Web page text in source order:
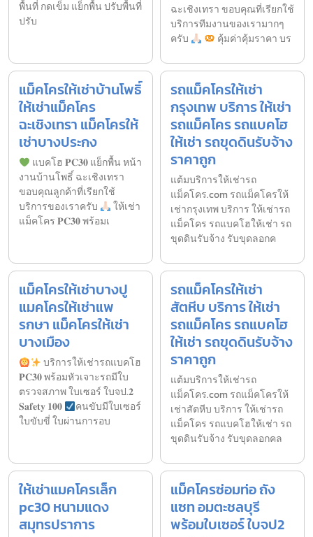
พื้นที่ กดเข็ม แย็กพื้น ปรับพื้นที่
ปรับ
ฉะเชิงเทรา ขอบคุณที่เรียกใช้
บริการทีมงานของเรามากๆ
ครับ
คุ้มค่าคุ้มราคา บร
แม็คโครให้เช่าบ้านโพธิ์
ให้เช่าแม็คโคร
ฉะเชิงเทรา แม็คโครให้
เช่าบางประกง
แบคโฮ 𝐏𝐂𝟑𝟎 แย็กพื้น หน้า
งานบ้านโพธิ์ ฉะเชิงเทรา
ขอบคุณลูกค้าที่เรียกใช้
บริการของเราครับ
ให้เช่า
แม็คโคร 𝐏𝐂𝟑𝟎 พร้อมเ
รถแม็คโครให้เช่า
กรุงเทพ บริการ ให้เช่า
รถแม็คโคร รถแบคโฮ
ให้เช่า รถขุดดินรับจ้าง
ราคาถูก
แต้มบริการให้เช่ารถ
แม็คโคร.com รถแม็คโครให้
เช่ากรุงเทพ บริการ ให้เช่ารถ
แม็คโคร รถแบคโฮให้เช่า รถ
ขุดดินรับจ้าง รับขุดลอกค
แม็คโครให้เช่าบางปู
แมคโครให้เช่าแพ
รกษา แม็คโครให้เช่า
บางเมือง
บริการให้เช่ารถแบคโฮ
𝐏𝐂𝟑𝟎 พร้อมหัวเจาะรถมีใบ
ตรวจสภาพ ใบเซอร์ ใบจป.𝟐
𝐒𝐚𝐟𝐞𝐭𝐲 𝟏𝟎𝟎
คนขับมีใบเซอร์
ใบขับขี่ ใบผ่านการอบ
รถแม็คโครให้เช่า
สัตหีบ บริการ ให้เช่า
รถแม็คโคร รถแบคโฮ
ให้เช่า รถขุดดินรับจ้าง
ราคาถูก
แต้มบริการให้เช่ารถ
แม็คโคร.com รถแม็คโครให้
เช่าสัตหีบ บริการ ให้เช่ารถ
แม็คโคร รถแบคโฮให้เช่า รถ
ขุดดินรับจ้าง รับขุดลอกคล
ให้เช่าแมคโครเล็ก
pc30 หนามแดง
สมุทรปราการ
แม็คโครซ่อมท่อ ถัง
แซท อมตะชลบุรี
พร้อมใบเซอร์ ใบจป2